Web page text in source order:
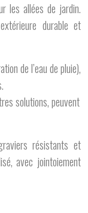
les allées de jardin.
durable et
de l’eau de pluie),
solutions, peuvent
résistants et
avec jointoiement